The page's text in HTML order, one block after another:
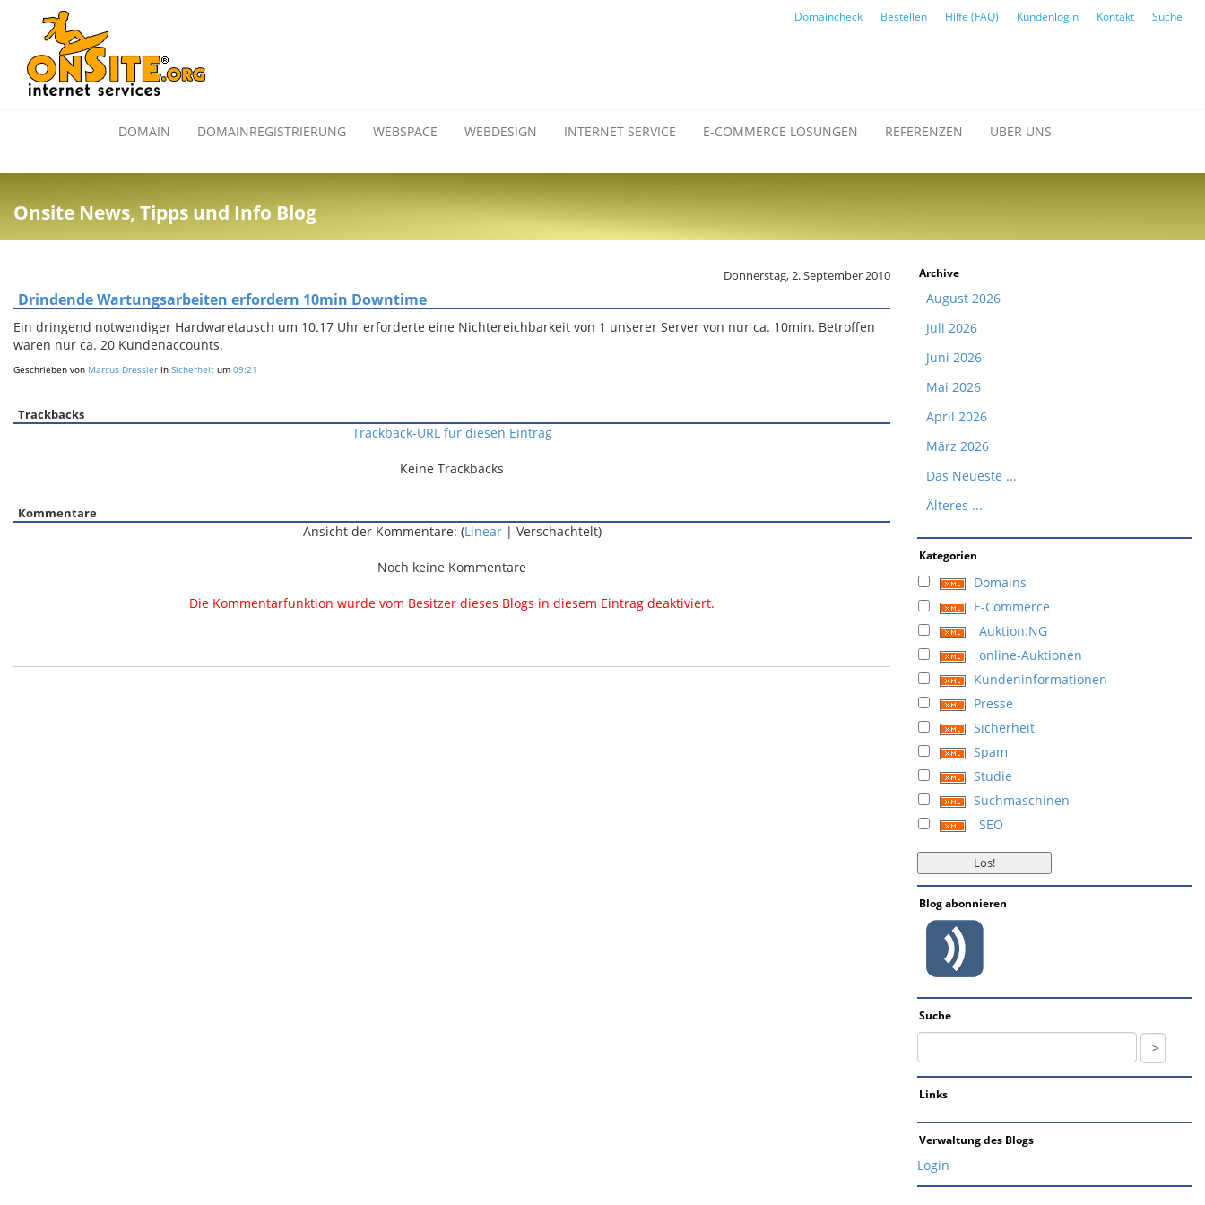
Domaincheck Bestellen Hilfe (FAQ) Kundenlogin Kontakt Suche
DOMAIN DOMAINREGISTRIERUNG WEBSPACE WEBDESIGN INTERNET SERVICE E-COMMERCE LÖSUNGEN REFERENZEN ÜBER UNS
Onsite News, Tipps und Info Blog
Donnerstag, 2. September 2010
Drindende Wartungsarbeiten erfordern 10min Downtime
Ein dringend notwendiger Hardwaretausch um 10.17 Uhr erforderte eine Nichtereichbarkeit von 1 unserer Server von nur ca. 10min. Betroffen
waren nur ca. 20 Kundenaccounts.
Geschrieben von Marcus Dressler in Sicherheit um 09:21
Trackbacks
Trackback-URL für diesen Eintrag
Keine Trackbacks
Kommentare
Ansicht der Kommentare: (Linear| Verschachtelt)
Noch keine Kommentare
Die Kommentarfunktion wurde vom Besitzer dieses Blogs in diesem Eintrag deaktiviert.
Archive
August 2026
Juli 2026
Juni 2026
Mai 2026
April 2026
März 2026
Das Neueste ...
Älteres ...
Kategorien
Domains
E-Commerce
Auktion:NG
online-Auktionen
Kundeninformationen
Presse
Sicherheit
Spam
Studie
Suchmaschinen
SEO
Blog abonnieren
Suche
Links
Verwaltung des Blogs
Login